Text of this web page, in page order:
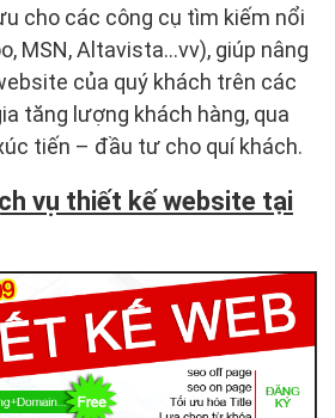
cho các công cụ tìm kiếm nổi
MSN, Altavista…vv), giúp nâng
của quý khách trên các
tăng lượng khách hàng, qua
tiến – đầu tư cho quí khách.
vụ thiết kế website tại